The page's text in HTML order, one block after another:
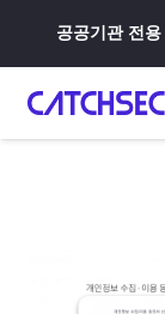
공공기관 전